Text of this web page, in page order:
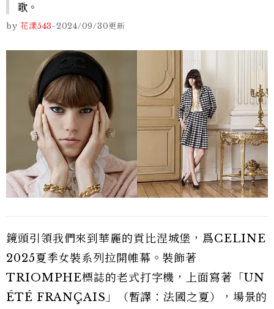
歌。
by 花漾543-2024/09/30更新
鏡頭引領我們來到華麗的貢比涅城堡，爲CELINE
2025夏季女裝系列拉開帷幕。裝飾著
TRIOMPHE標誌的老式打字機，上面寫著「UN
ÉTÉ FRANÇAIS」（暫譯：法國之夏），場景的